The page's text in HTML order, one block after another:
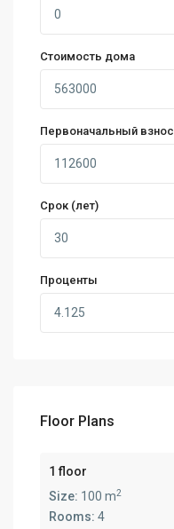
Стоимость дома
Первоначальный взнос
Срок (лет)
Проценты
Floor Plans
1 floor
Size: 100 m2
Rooms:4